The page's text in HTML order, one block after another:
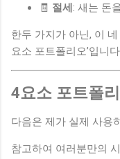
🧾 절세 : 새는 돈
한두 가지가 아닌, 이
요소 포트폴리오’입니
4요소 포트폴
다음은 제가 실제 사용
참고하여 여러분만의